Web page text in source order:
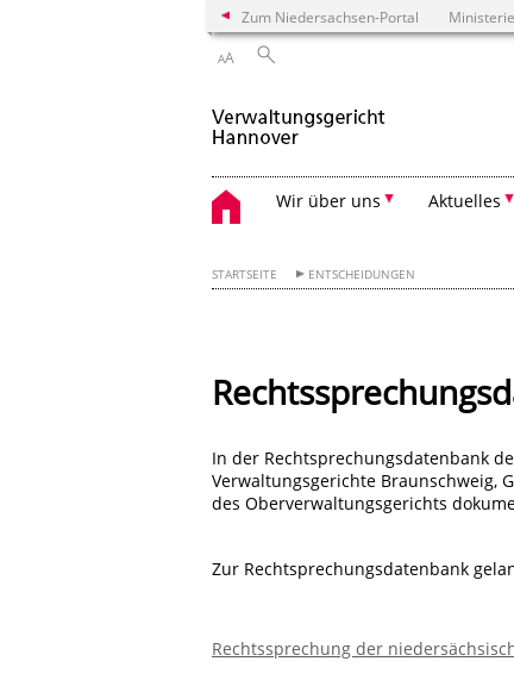
Zum Niedersachsen-Portal
AA
Wir über uns Aktuelles
STARTSEITE ENTSCHEIDUNGEN
In der Rechtsprechungsdatenbank
Verwaltungsgerichte Braunschweig,
des Oberverwaltungsgerichts
Zur Rechtsprechungsdatenbank
Rechtssprechung der